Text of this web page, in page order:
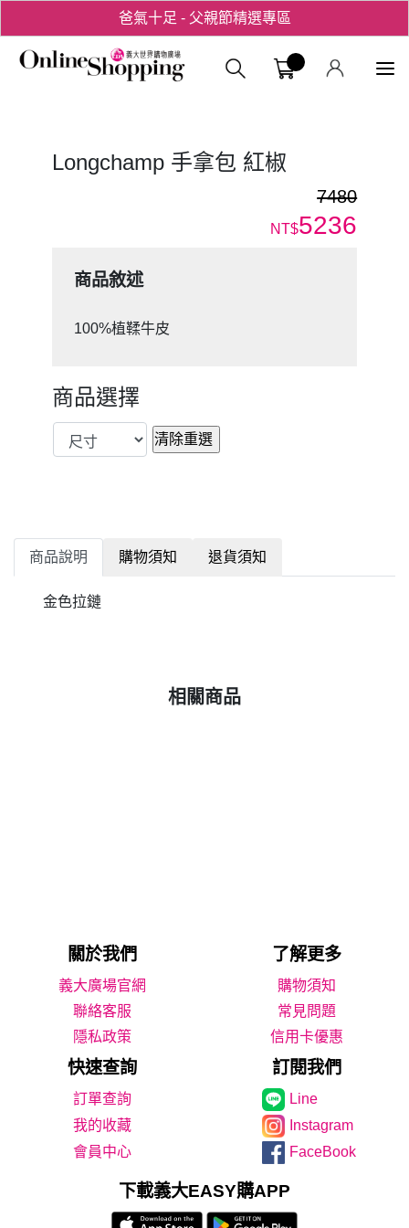
爸氣十足 - 父親節精選專區
用心愛你！七夕星選禮遇！義大購物
Longchamp 手拿包 紅椒
7480
NT$5236
商品敘述
100%植鞣牛皮
商品選擇
商品說明 購物須知 退貨須知
金色拉鏈
相關商品
關於我們 了解更多
義大廣場官網
購物須知
聯絡客服
常見問題
隱私政策
信用卡優惠
快速查詢 訂閱我們
Line
我的收藏
Instagram
會員中心
FaceBook
下載義大EASY購APP